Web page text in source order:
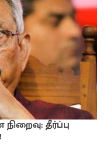
தீர்ப்பு